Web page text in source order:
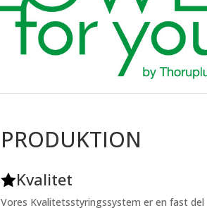
PRODUKTION
Kvalitet
Vores Kvalitetsstyringssystem er en fast del